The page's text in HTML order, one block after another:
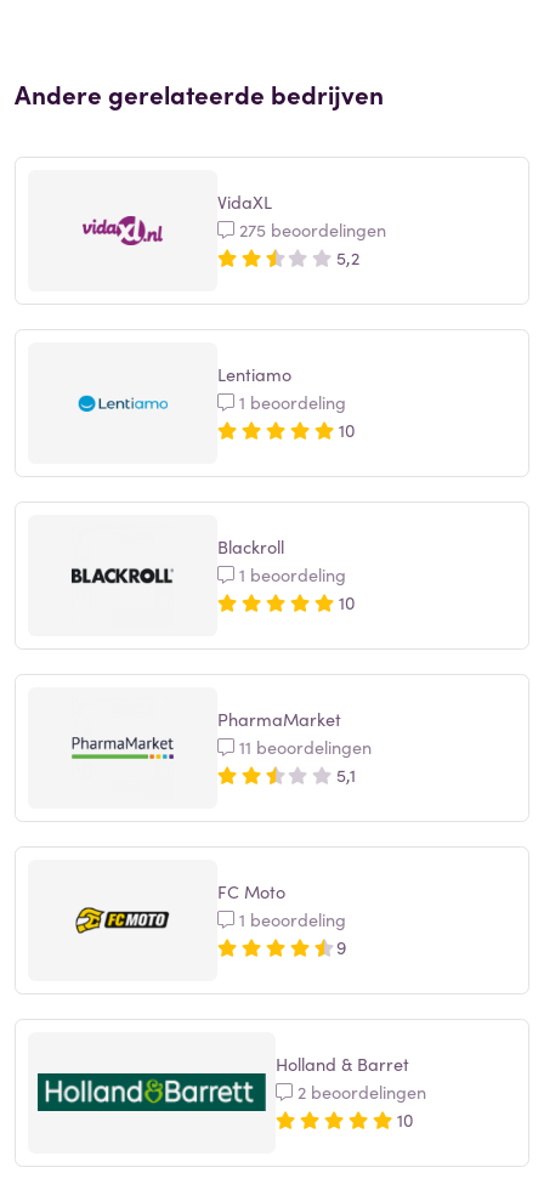
Andere gerelateerde bedrijven
VidaXL
275 beoordelingen
5,2
Lentiamo
1 beoordeling
10
Blackroll
1 beoordeling
10
PharmaMarket
11 beoordelingen
5,1
FC Moto
1 beoordeling
9
Holland & Barret
2 beoordelingen
10